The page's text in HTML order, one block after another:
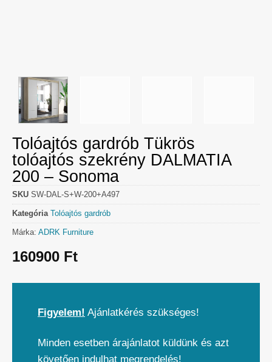
Tolóajtós gardrób Tükrös
tolóajtós szekrény DALMATIA
200 – Sonoma
SKU SW-DAL-S+W-200+A497
Kategória Tolóajtós gardrób
Márka: ADRK Furniture
160900 Ft
Figyelem! Ajánlatkérés szükséges!
Minden esetben árajánlatot küldünk és azt
követően indulhat megrendelés!